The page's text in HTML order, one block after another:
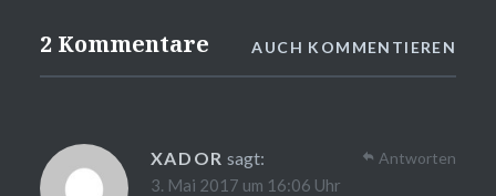
2 Kommentare AUCH KOMMENTIEREN
XADOR sagt:
3. Mai 2017 um 16:06 Uhr
Antworten